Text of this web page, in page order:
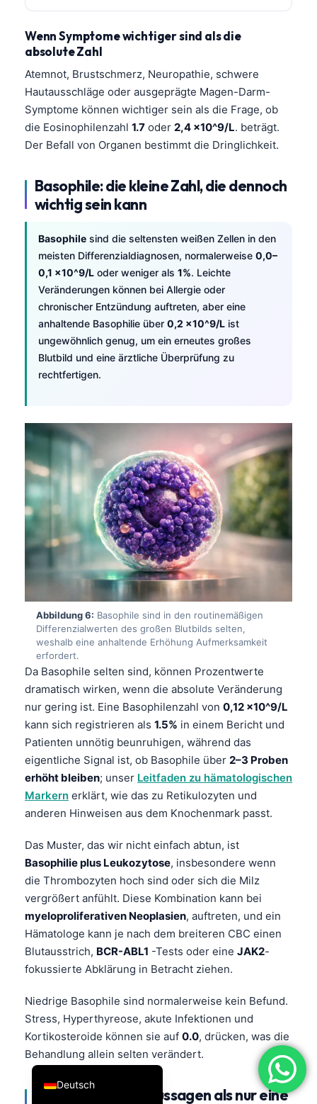
Wenn Symptome wichtiger sind als die
absolute Zahl
Atemnot, Brustschmerz, Neuropathie, schwere
Hautausschläge oder ausgeprägte Magen-Darm-
Symptome können wichtiger sein als die Frage, ob
die Eosinophilenzahl 1.7 oder 2,4 x10^9/L. beträgt.
Der Befall von Organen bestimmt die Dringlichkeit.
Basophile: die kleine Zahl, die dennoch
wichtig sein kann
Basophile sind die seltensten weißen Zellen in den
meisten Differenzialdiagnosen, normalerweise 0,0–
0,1 x10^9/L oder weniger als 1%. Leichte
Veränderungen können bei Allergie oder
chronischer Entzündung auftreten, aber eine
anhaltende Basophilie über 0,2 x10^9/L ist
ungewöhnlich genug, um ein erneutes großes
Blutbild und eine ärztliche Überprüfung zu
rechtfertigen.
Abbildung 6: Basophile sind in den routinemäßigen
Differenzialwerten des großen Blutbilds selten,
weshalb eine anhaltende Erhöhung Aufmerksamkeit
erfordert.
Da Basophile selten sind, können Prozentwerte
dramatisch wirken, wenn die absolute Veränderung
nur gering ist. Eine Basophilenzahl von 0,12 x10^9/L
kann sich registrieren als 1.5% in einem Bericht und
Patienten unnötig beunruhigen, während das
eigentliche Signal ist, ob Basophile über 2–3 Proben
erhöht bleiben; unser Leitfaden zu hämatologischen
Markern erklärt, wie das zu Retikulozyten und
anderen Hinweisen aus dem Knochenmark passt.
Das Muster, das wir nicht einfach abtun, ist
Basophilie plus Leukozytose, insbesondere wenn
die Thrombozyten hoch sind oder sich die Milz
vergrößert anfühlt. Diese Kombination kann bei
myeloproliferativen Neoplasien, auftreten, und ein
Hämatologe kann je nach dem breiteren CBC einen
Blutausstrich, BCR-ABL1 -Tests oder eine JAK2-
fokussierte Abklärung in Betracht ziehen.
Niedrige Basophile sind normalerweise kein Befund.
Stress, Hyperthyreose, akute Infektionen und
Kortikosteroide können sie auf 0.0, drücken, was die
Behandlung allein selten verändert.
Muster, die mehr aussagen als nur eine
Deutsch
English
العربية
Français
Italiano
Español
Português
Ελληνικά
Türkçe
Română
فارسی
Български
Dansk
Nederlands
हिन्दी
Bahasa Indonesia
Íslenska
Српски језик
Bosanski
Azərbaycan dili
Eesti
Čeština
ქართული
Русский
Polski
한국어
Slovenščina
Magyar
Shqip
বাংলা
اردو
తెలుగు
ગુજરાતી
ಕನ್ನಡ
മലയാളം
Bahasa Melayu
Tiếng Việt
Tagalog
ไทย